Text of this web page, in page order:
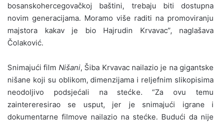
bosanskohercegovačkoj baštini, trebaju biti dostupna
novim generacijama. Moramo više raditi na promoviranju
majstora kakav je bio Hajrudin Krvavac”, naglašava
Čolaković.
Snimajući film Nišani, Šiba Krvavac nailazio je na gigantske
nišane koji su oblikom, dimenzijama i reljefnim slikopisima
neodoljivo podsjećali na stećke. “Za ovu temu
zaintereresirao se usput, jer je snimajući igrane i
dokumentarne filmove nailazio na stećke. Budući da nije